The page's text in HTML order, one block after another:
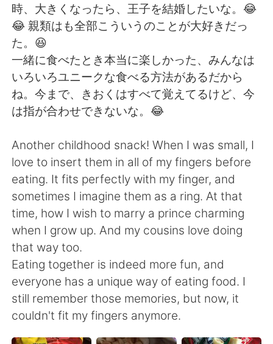
English 简体中文
繁體中文
Français Deutsch
日本語 한국어
Русский
Indonesia Italiano
Türkçe Tiếng Việt
Português
時、大きくなったら、王子を結婚したいな。😂
😂 親類はも全部こういうのことが大好きだっ
た。😆
一緒に食べたとき本当に楽しかった、みんなは
いろいろユニークな食べる方法があるだから
ね。今まで、きおくはすべて覚えてるけど、今
は指が合わせできないな。😂
Another childhood snack! When I was small, I
love to insert them in all of my fingers before
eating. It fits perfectly with my finger, and
sometimes I imagine them as a ring. At that
time, how I wish to marry a prince charming
when I grow up. And my cousins love doing
that way too.
Eating together is indeed more fun, and
everyone has a unique way of eating food. I
still remember those memories, but now, it
couldn't fit my fingers anymore.